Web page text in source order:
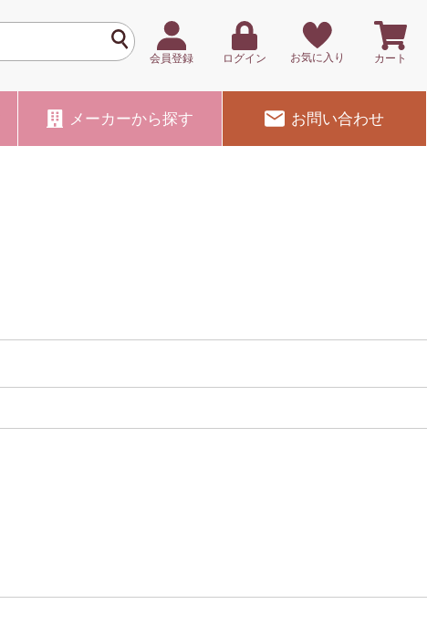
会員登録 ログイン お気に入り カート
メーカーから探す お問い合わせ